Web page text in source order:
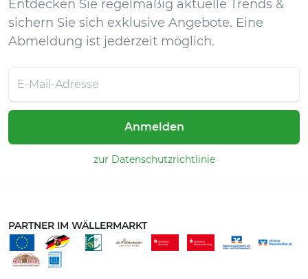
Entdecken Sie regelmäßig aktuelle Trends &
sichern Sie sich exklusive Angebote. Eine
Abmeldung ist jederzeit möglich.
Anmelden
zur Datenschutzrichtlinie
PARTNER IM WÄLLERMARKT